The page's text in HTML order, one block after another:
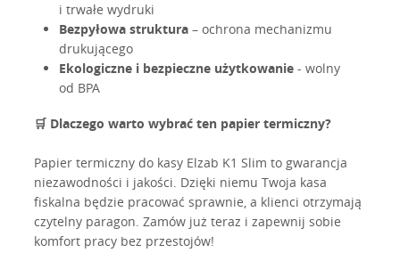
i trwałe wydruki
Bezpyłowa struktura – ochrona mechanizmu
drukującego
Ekologiczne i bezpieczne użytkowanie - wolny
od BPA
🛒 Dlaczego warto wybrać ten papier termiczny?
Papier termiczny do kasy Elzab K1 Slim to gwarancja
niezawodności i jakości. Dzięki niemu Twoja kasa
fiskalna będzie pracować sprawnie, a klienci otrzymają
czytelny paragon. Zamów już teraz i zapewnij sobie
komfort pracy bez przestojów!